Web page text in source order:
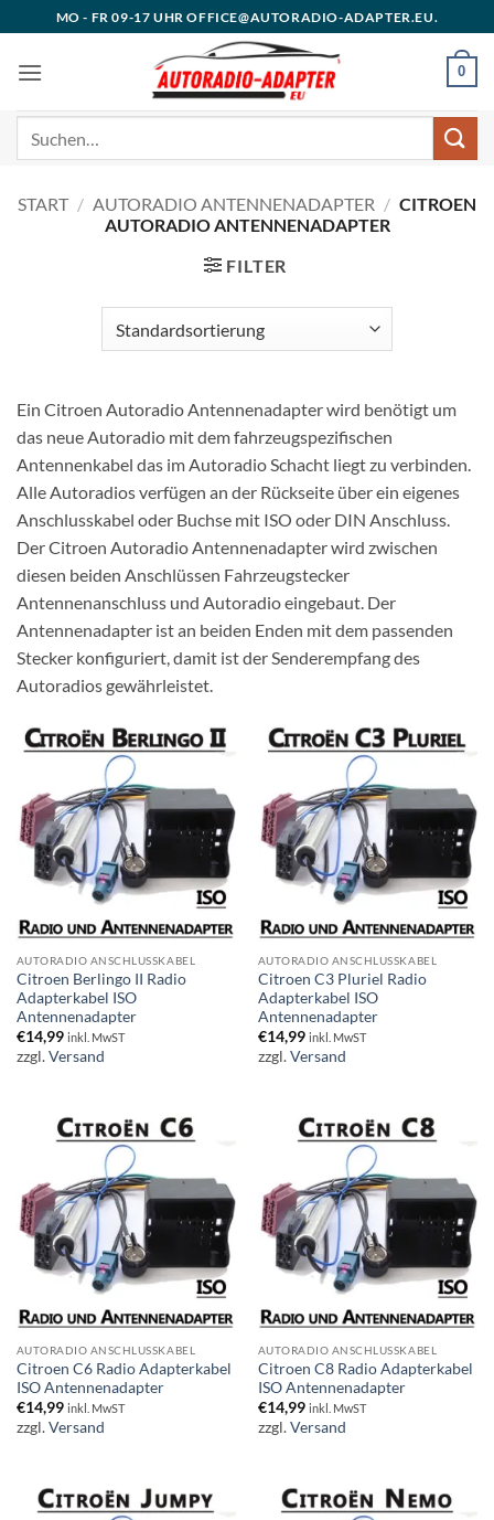
Inhalt
springen
MO - FR 09-17 UHR OFFICE@AUTORADIO-ADAPTER.EU.
0
START / AUTORADIO ANTENNENADAPTER / CITROEN
AUTORADIO ANTENNENADAPTER
FILTER
Ein Citroen Autoradio Antennenadapter wird benötigt um
das neue Autoradio mit dem fahrzeugspezifischen
Antennenkabel das im Autoradio Schacht liegt zu verbinden.
Alle Autoradios verfügen an der Rückseite über ein eigenes
Anschlusskabel oder Buchse mit ISO oder DIN Anschluss.
Der Citroen Autoradio Antennenadapter wird zwischen
diesen beiden Anschlüssen Fahrzeugstecker
Antennenanschluss und Autoradio eingebaut. Der
Antennenadapter ist an beiden Enden mit dem passenden
Stecker konfiguriert, damit ist der Senderempfang des
Autoradios gewährleistet.
AUTORADIO ANSCHLUSSKABEL
Citroen Berlingo II Radio
Adapterkabel ISO
Antennenadapter
€14,99 inkl. MwST
zzgl.Versand
AUTORADIO ANSCHLUSSKABEL
Citroen C3 Pluriel Radio
Adapterkabel ISO
Antennenadapter
€14,99 inkl. MwST
zzgl.Versand
AUTORADIO ANSCHLUSSKABEL
Citroen C6 Radio Adapterkabel
ISO Antennenadapter
€14,99 inkl. MwST
zzgl.Versand
AUTORADIO ANSCHLUSSKABEL
Citroen C8 Radio Adapterkabel
ISO Antennenadapter
€14,99 inkl. MwST
zzgl.Versand